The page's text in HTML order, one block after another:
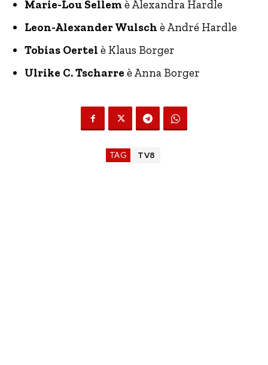
Marie-Lou Sellemè Alexandra Hardle
Leon-Alexander Wulsch è André Hardle
Tobias Oertel è Klaus Borger
Ulrike C. Tscharre è Anna Borger
TAG TV8